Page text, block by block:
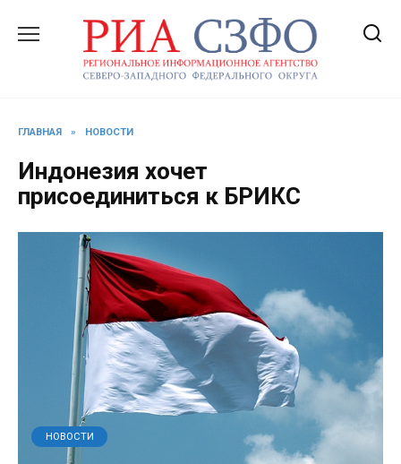
содержанию
ГЛАВНАЯ » НОВОСТИ
Индонезия хочет
присоединиться к БРИКС
НОВОСТИ